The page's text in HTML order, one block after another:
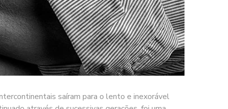
saíram para o lento e inexorável